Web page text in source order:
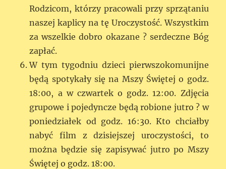
Rodzicom, którzy pracowali przy sprzątaniu
naszej kaplicy na tę Uroczystość. Wszystkim
za wszelkie dobro okazane ? serdeczne Bóg
zapłać.
W tym tygodniu dzieci pierwszokomunijne
będą spotykały się na Mszy Świętej o godz.
18:00, a w czwartek o godz. 12:00. Zdjęcia
grupowe i pojedyncze będą robione jutro ? w
poniedziałek od godz. 16:30. Kto chciałby
nabyć film z dzisiejszej uroczystości, to
można będzie się zapisywać jutro po Mszy
Świętej o godz. 18:00.